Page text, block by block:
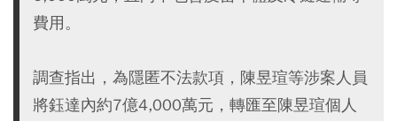
費用。
調查指出，為隱匿不法款項，陳昱瑄等涉案人員
將鈺達內約7億4,000萬元，轉匯至陳昱瑄個人